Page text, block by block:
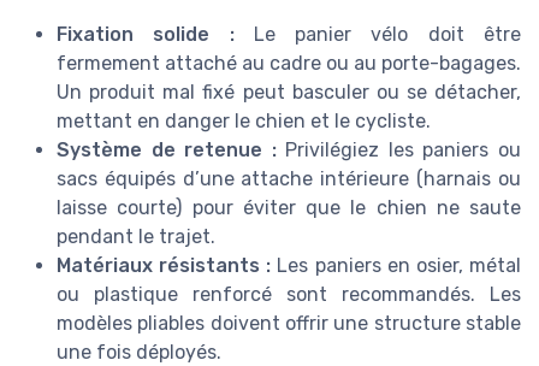
Fixation solide :Le panier vélo doit être
fermement attaché au cadre ou au porte-bagages.
Un produit mal fixé peut basculer ou se détacher,
mettant en danger le chien et le cycliste.
Système de retenue :Privilégiez les paniers ou
sacs équipés d’une attache intérieure (harnais ou
laisse courte) pour éviter que le chien ne saute
pendant le trajet.
Matériaux résistants : Les paniers en osier, métal
ou plastique renforcé sont recommandés. Les
modèles pliables doivent offrir une structure stable
une fois déployés.